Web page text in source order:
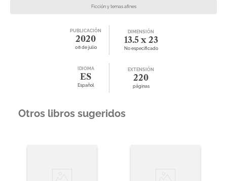
Ficción y temas afines
PUBLICACIÓN
2020
08 de julio
DIMENSIÓN
13.5 x 23
No especificado
IDIOMA
ES
Español
EXTENSIÓN
220
páginas
Otros libros sugeridos